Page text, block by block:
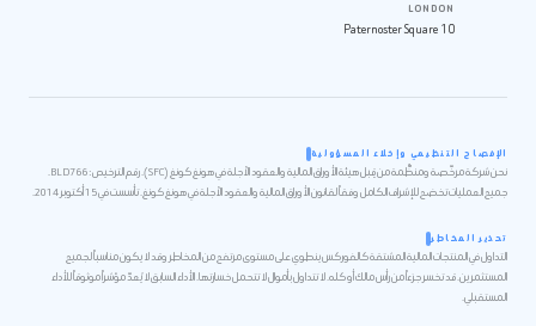
LONDON
الإفصاح التنظيمي وإخلاء المسؤولية
نحن شركة مرخّصة ومنظَّمة من قِبل هيئة الأوراق المالية والعقود الآجلة في هونغ كونغ (SFC). رقم الترخيص: BLD766.
جميع العمليات تخضع للإشراف الكامل وفقاً لقانون الأوراق المالية والعقود الآجلة في هونغ كونغ. تأسست في 15 أكتوبر 2014.
تحذير المخاطر
التداول في المنتجات المالية المشتقة كالفوركس ينطوي على مستوى مرتفع من المخاطر وقد لا يكون مناسباً لجميع
المستثمرين. قد تخسر جزءاً من رأس مالك أو كله. لا تتداول بأموال لا تتحمل خسارتها. الأداء السابق لا يُعدّ مؤشراً موثوقاً للأداء
المستقبلي.